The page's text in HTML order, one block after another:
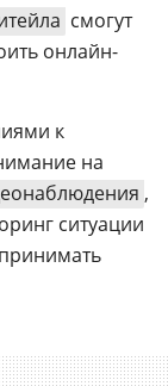
смогут
онлайн-
к
на
,
ситуации